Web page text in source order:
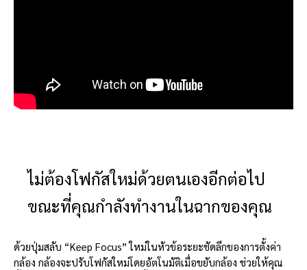
ไม่ต้องโฟกัสใหม่ด้วยตนเองอีกต่อไป
ขณะที่คุณกำลังทำงานในฉากของคุณ
ด้วยปุ่มสลับ “Keep Focus” ใหม่ในหัวข้อระยะชัดลึกของการตั้งค่า
กล้อง กล้องจะปรับโฟกัสใหม่โดยอัตโนมัติเมื่อขยับกล้อง ช่วยให้คุณ